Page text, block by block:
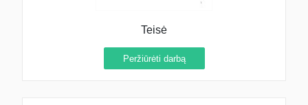
Teisė
Peržiūrėti darbą